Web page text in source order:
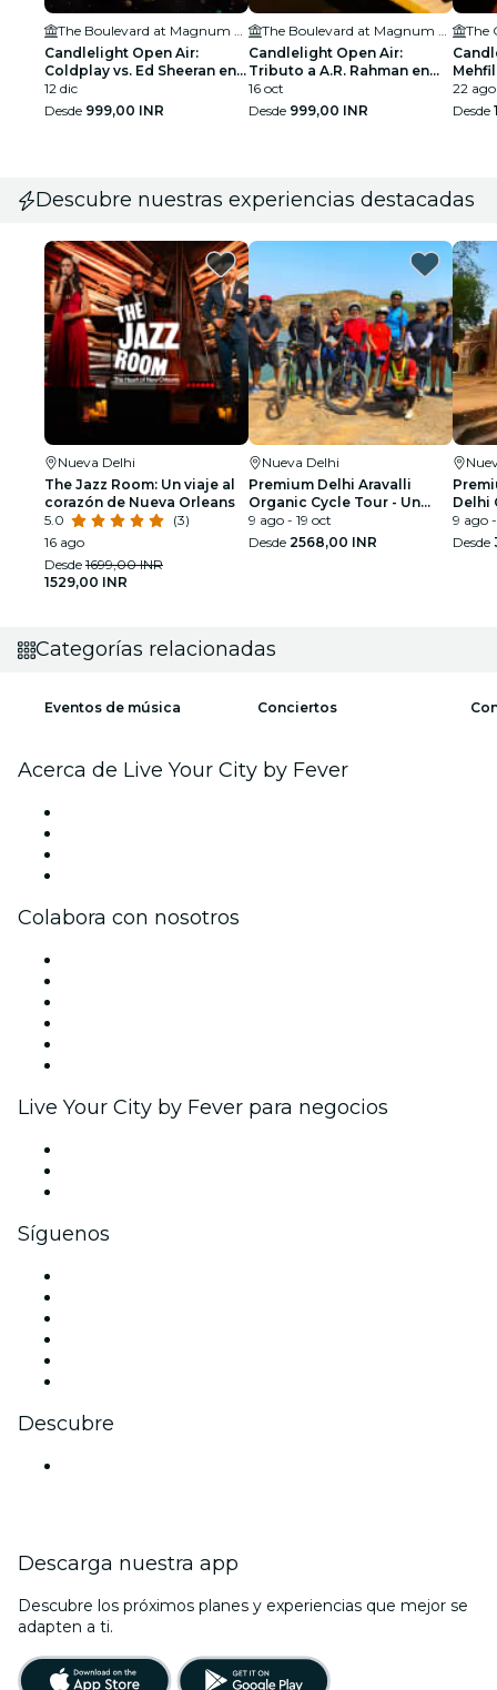
The Boulevard at Magnum Global Park
Candlelight Open Air:
Coldplay vs. Ed Sheeran en
The Boulevard
12 dic
Desde 999,00 INR
The Boulevard at Magnum Global Park
Candlelight Open Air:
Tributo a A.R. Rahman en
The Boulevard
16 oct
Desde 999,00 INR
The
22 ago
Desde
Descubre nuestras experiencias destacadas
Nueva Delhi
The Jazz Room: Un viaje al
corazón de Nueva Orleans
5.0
(3)
16 ago
Desde 1699,00 INR
1529,00 INR
Nueva Delhi
Premium Delhi Aravalli
Organic Cycle Tour - Un
vistazo a la India real y rural
9 ago - 19 oct
Desde 2568,00 INR
Delhi
9 ago
Desde
Categorías relacionadas
Eventos de música Conciertos
Acerca de Live Your City by Fever
Colabora con nosotros
Live Your City by Fever para negocios
Síguenos
Descubre
Descarga nuestra app
Descubre los próximos planes y experiencias que mejor se
adapten a ti.